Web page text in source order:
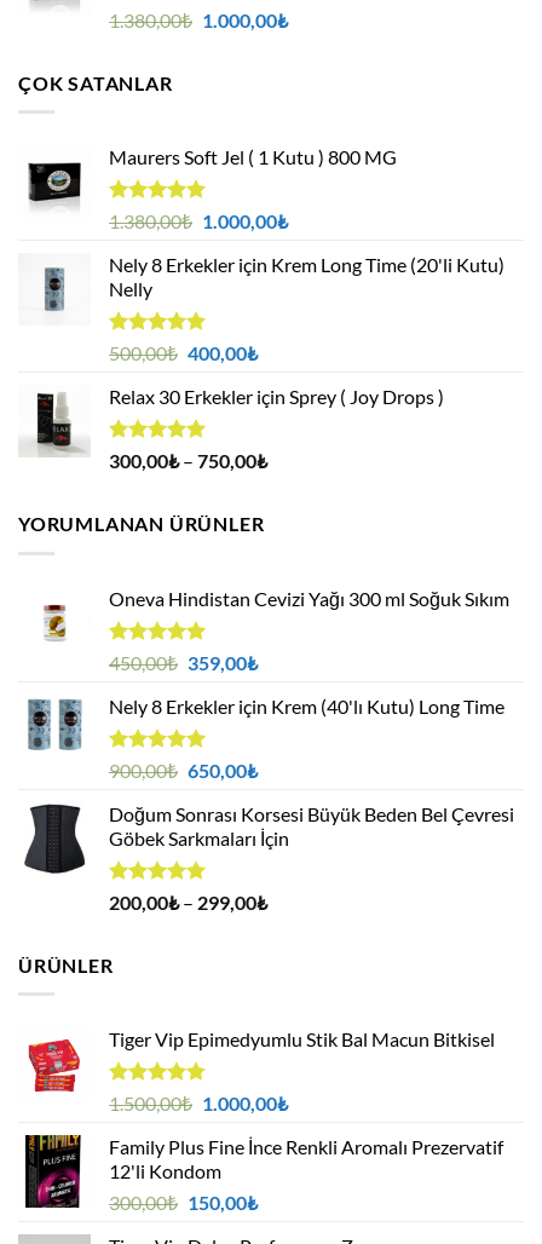
5 üzerinden
oy
1.380,00₺ Orijinal
1.000,00₺Şu
ÇOK SATANLAR
Maurers Soft Jel ( 1 Kutu ) 800 MG
5 üzerinden
oy
aldı
1.380,00₺ Orijinal
1.380,00₺.
1.000,00₺Şu
fiyat:
Nely 8 Erkekler için Krem Long Time (20'li Kutu)
Nelly
5 üzerinden
oy
aldı
500,00₺ Orijinal
500,00₺.
400,00₺Şu
fiyat:
Relax 30 Erkekler için Sprey ( Joy Drops )
5 üzerinden
4.94oy
300,00₺ – 750,00₺Fiyat
YORUMLANAN ÜRÜNLER
Oneva Hindistan Cevizi Yağı 300 ml Soğuk Sıkım
5 üzerinden
oy
aldı
450,00₺ Orijinal
450,00₺.
359,00₺Şu
fiyat:
Nely 8 Erkekler için Krem (40'lı Kutu) Long Time
5 üzerinden
oy
aldı
900,00₺ Orijinal
900,00₺.
650,00₺Şu
fiyat:
650,00₺.
Doğum Sonrası Korsesi Büyük Beden Bel Çevresi
Göbek Sarkmaları İçin
5 üzerinden
5.00oy
200,00₺ – 299,00₺Fiyat
ÜRÜNLER
Tiger Vip Epimedyumlu Stik Bal Macun Bitkisel
5
üzerinden
4.75
oy
aldı
1.500,00₺ Orijinal
1.500,00₺.
1.000,00₺Şu
fiyat:
Family Plus Fine İnce Renkli Aromalı Prezervatif
12'li Kondom
300,00₺ Orijinal
150,00₺Şu